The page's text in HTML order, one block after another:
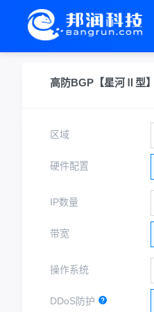
高防BGP【星河Ⅱ型】
区域
硬件配置
IP数量
带宽
操作系统
DDoS防护